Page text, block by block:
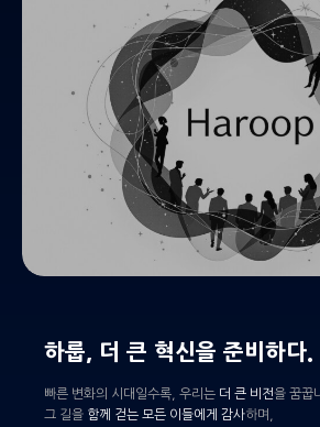
하룹, 더 큰 혁신을 준비하다.
빠른 변화의 시대일수록, 우리는 더 큰 비전을 꿈꿉
그 길을 함께 걷는 모든 이들에게 감사하며,